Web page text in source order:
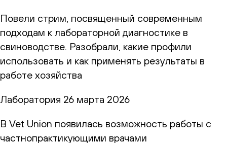
Повели стрим, посвященный современным
подходам к лабораторной диагностике в
свиноводстве. Разобрали, какие профили
использовать и как применять результаты в
работе хозяйства
Лаборатория 26 марта 2026
В Vet Union появилась возможность работы с
частнопрактикующими врачами